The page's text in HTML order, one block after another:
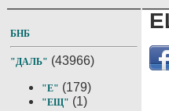
БНБ
"ДАЛЬ" (43966)
"Е" (179)
"ЕЩ" (1)